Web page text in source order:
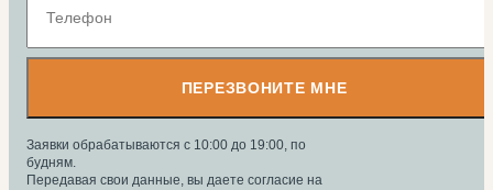
ПЕРЕЗВОНИТЕ МНЕ
Заявки обрабатываются с 10:00 до 19:00, по
будням.
Передавая свои данные, вы даете согласие на